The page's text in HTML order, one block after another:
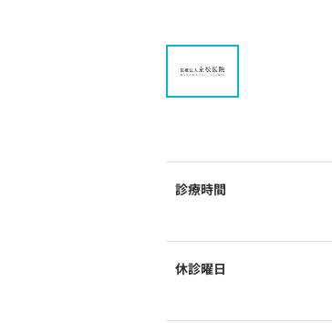
診療時間
休診曜日